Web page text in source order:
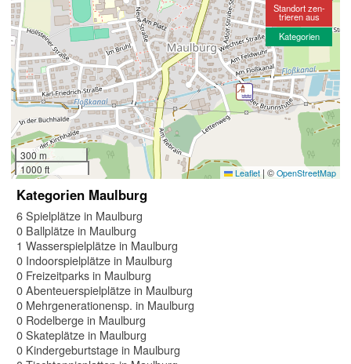
300 m
1000 ft
Leaflet | © OpenStreetMap
Standort zen-
trieren aus
Kategorien
Kategorien Maulburg
6 Spielplätze in Maulburg
0 Ballplätze in Maulburg
1 Wasserspielplätze in Maulburg
0 Indoorspielplätze in Maulburg
0 Freizeitparks in Maulburg
0 Abenteuerspielplätze in Maulburg
0 Mehrgenerationensp. in Maulburg
0 Rodelberge in Maulburg
0 Skateplätze in Maulburg
0 Kindergeburtstage in Maulburg